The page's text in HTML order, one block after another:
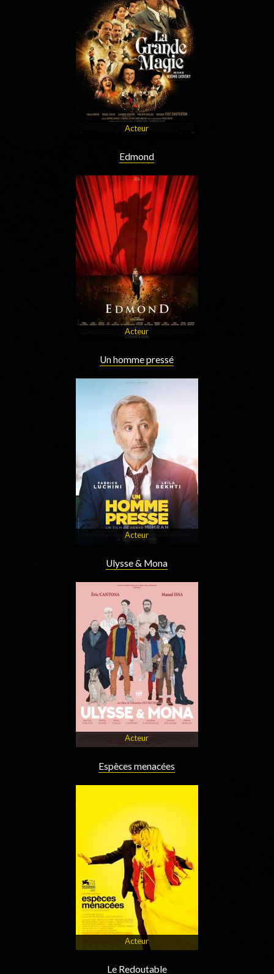
Acteur
Edmond
Acteur
Un homme pressé
Acteur
Ulysse & Mona
Acteur
Espèces menacées
Acteur
Le Redoutable